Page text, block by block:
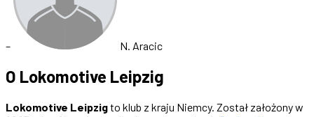
– N. Aracic
O Lokomotive Leipzig
Lokomotive Leipzigto klub z kraju Niemcy. Został założony w